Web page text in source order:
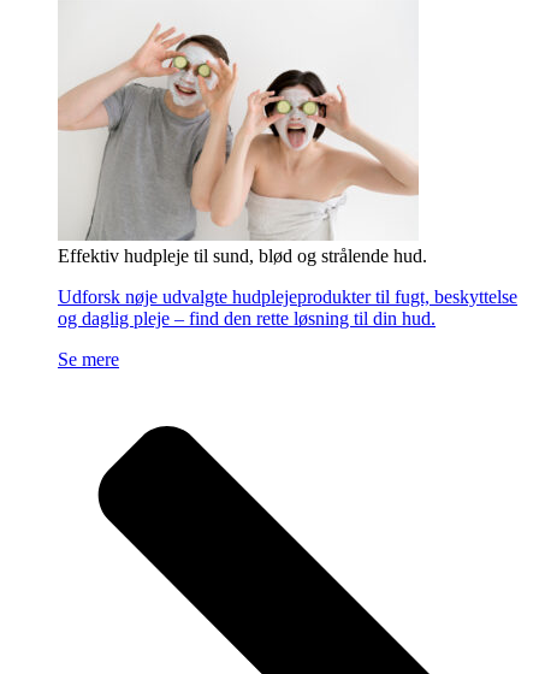
Effektiv hudpleje til sund, blød og strålende hud.
Udforsk nøje udvalgte hudplejeprodukter til fugt, beskyttelse
og daglig pleje – find den rette løsning til din hud.
Se mere